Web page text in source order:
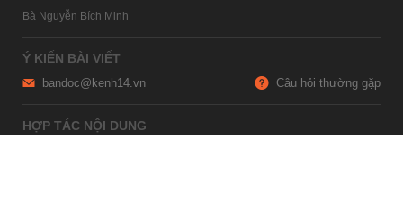
Bà Nguyễn Bích Minh
Ý KIẾN BÀI VIẾT
bandoc@kenh14.vn Câu hỏi thường gặp
HỢP TÁC NỘI DUNG